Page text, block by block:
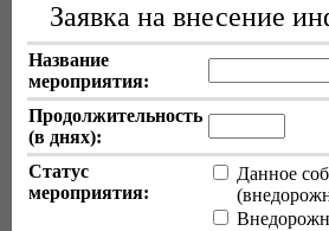
Заявка на внесение
Название
мероприятия:
Продолжительность
(в днях):
Статус
мероприятия:
Данное